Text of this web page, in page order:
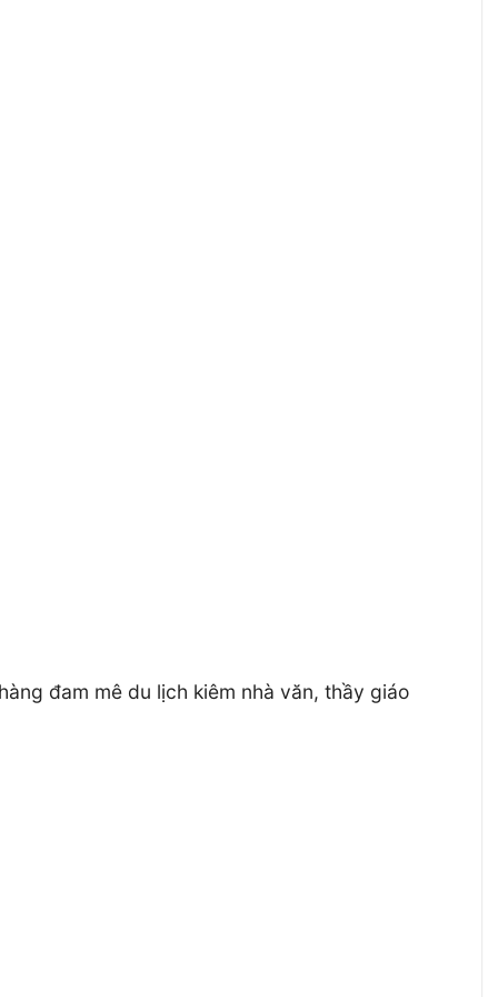
đam mê du lịch kiêm nhà văn, thầy giáo